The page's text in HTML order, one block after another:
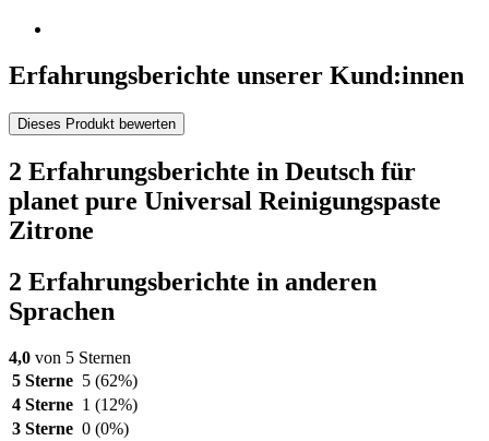
Erfahrungsberichte unserer Kund:innen
Dieses Produkt bewerten
2 Erfahrungsberichte in Deutsch für
planet pure Universal Reinigungspaste
Zitrone
2 Erfahrungsberichte in anderen
Sprachen
4,0 von 5 Sternen
5 Sterne 5 (62%)
4 Sterne 1 (12%)
3 Sterne 0 (0%)